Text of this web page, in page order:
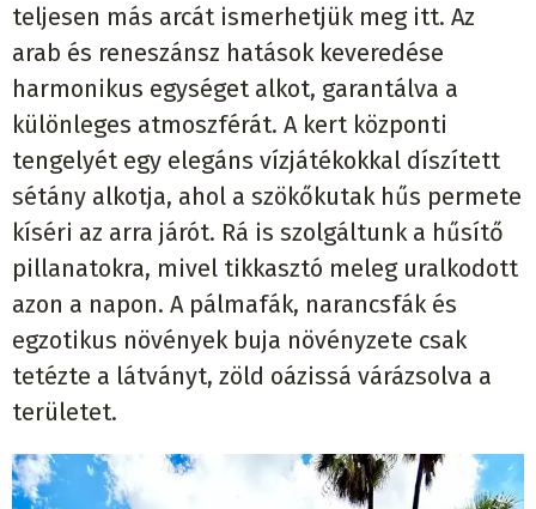
teljesen más arcát ismerhetjük meg itt. Az
arab és reneszánsz hatások keveredése
harmonikus egységet alkot, garantálva a
különleges atmoszférát. A kert központi
tengelyét egy elegáns vízjátékokkal díszített
sétány alkotja, ahol a szökőkutak hűs permete
kíséri az arra járót. Rá is szolgáltunk a hűsítő
pillanatokra, mivel tikkasztó meleg uralkodott
azon a napon. A pálmafák, narancsfák és
egzotikus növények buja növényzete csak
tetézte a látványt, zöld oázissá várázsolva a
területet.